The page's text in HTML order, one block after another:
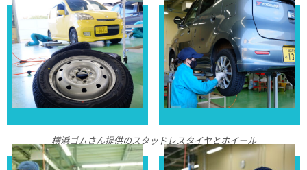
横浜ゴムさん提供のスタッドレスタイヤとホイール